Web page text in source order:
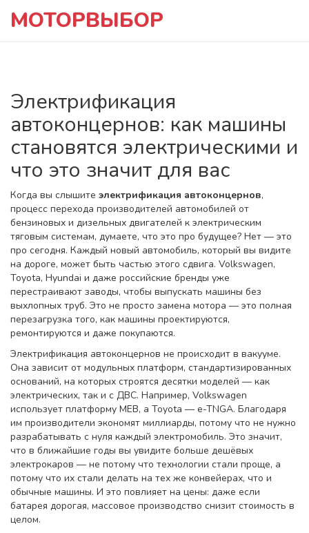
МОТОРВЫБОР
Электрификация
автоконцернов: как машины
становятся электрическими и
что это значит для вас
Когда вы слышите электрификация автоконцернов,
процесс перехода производителей автомобилей от
бензиновых и дизельных двигателей к электрическим
тяговым системам, думаете, что это про будущее? Нет — это
про сегодня. Каждый новый автомобиль, который вы видите
на дороге, может быть частью этого сдвига. Volkswagen,
Toyota, Hyundai и даже российские бренды уже
перестраивают заводы, чтобы выпускать машины без
выхлопных труб. Это не просто замена мотора — это полная
перезагрузка того, как машины проектируются,
ремонтируются и даже покупаются.
Электрификация автоконцернов не происходит в вакууме.
Она зависит от модульных платформ, стандартизированных
оснований, на которых строятся десятки моделей — как
электрических, так и с ДВС. Например, Volkswagen
использует платформу MEB, а Toyota — e-TNGA. Благодаря
им производители экономят миллиарды, потому что не нужно
разрабатывать с нуля каждый электромобиль. Это значит,
что в ближайшие годы вы увидите больше дешёвых
электрокаров — не потому что технологии стали проще, а
потому что их стали делать на тех же конвейерах, что и
обычные машины. И это повлияет на цены: даже если
батарея дорогая, массовое производство снизит стоимость в
целом.